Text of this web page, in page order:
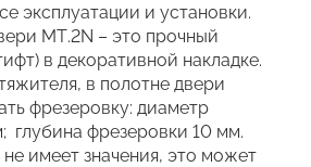
эксплуатации и установки.
МТ.2N – это прочный
в декоративной накладке.
в полотне двери
фрезеровку: диаметр
глубина фрезеровки 10 мм.
имеет значения, это может